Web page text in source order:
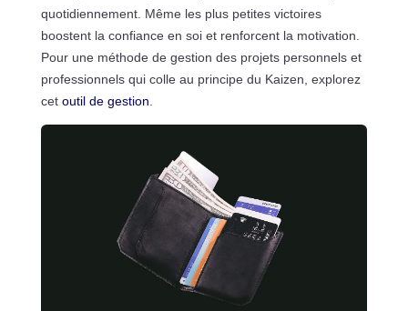
quotidiennement. Même les plus petites victoires
boostent la confiance en soi et renforcent la motivation.
Pour une méthode de gestion des projets personnels et
professionnels qui colle au principe du Kaizen, explorez
cet outil de gestion